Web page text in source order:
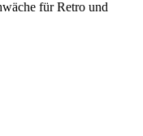
für Retro und